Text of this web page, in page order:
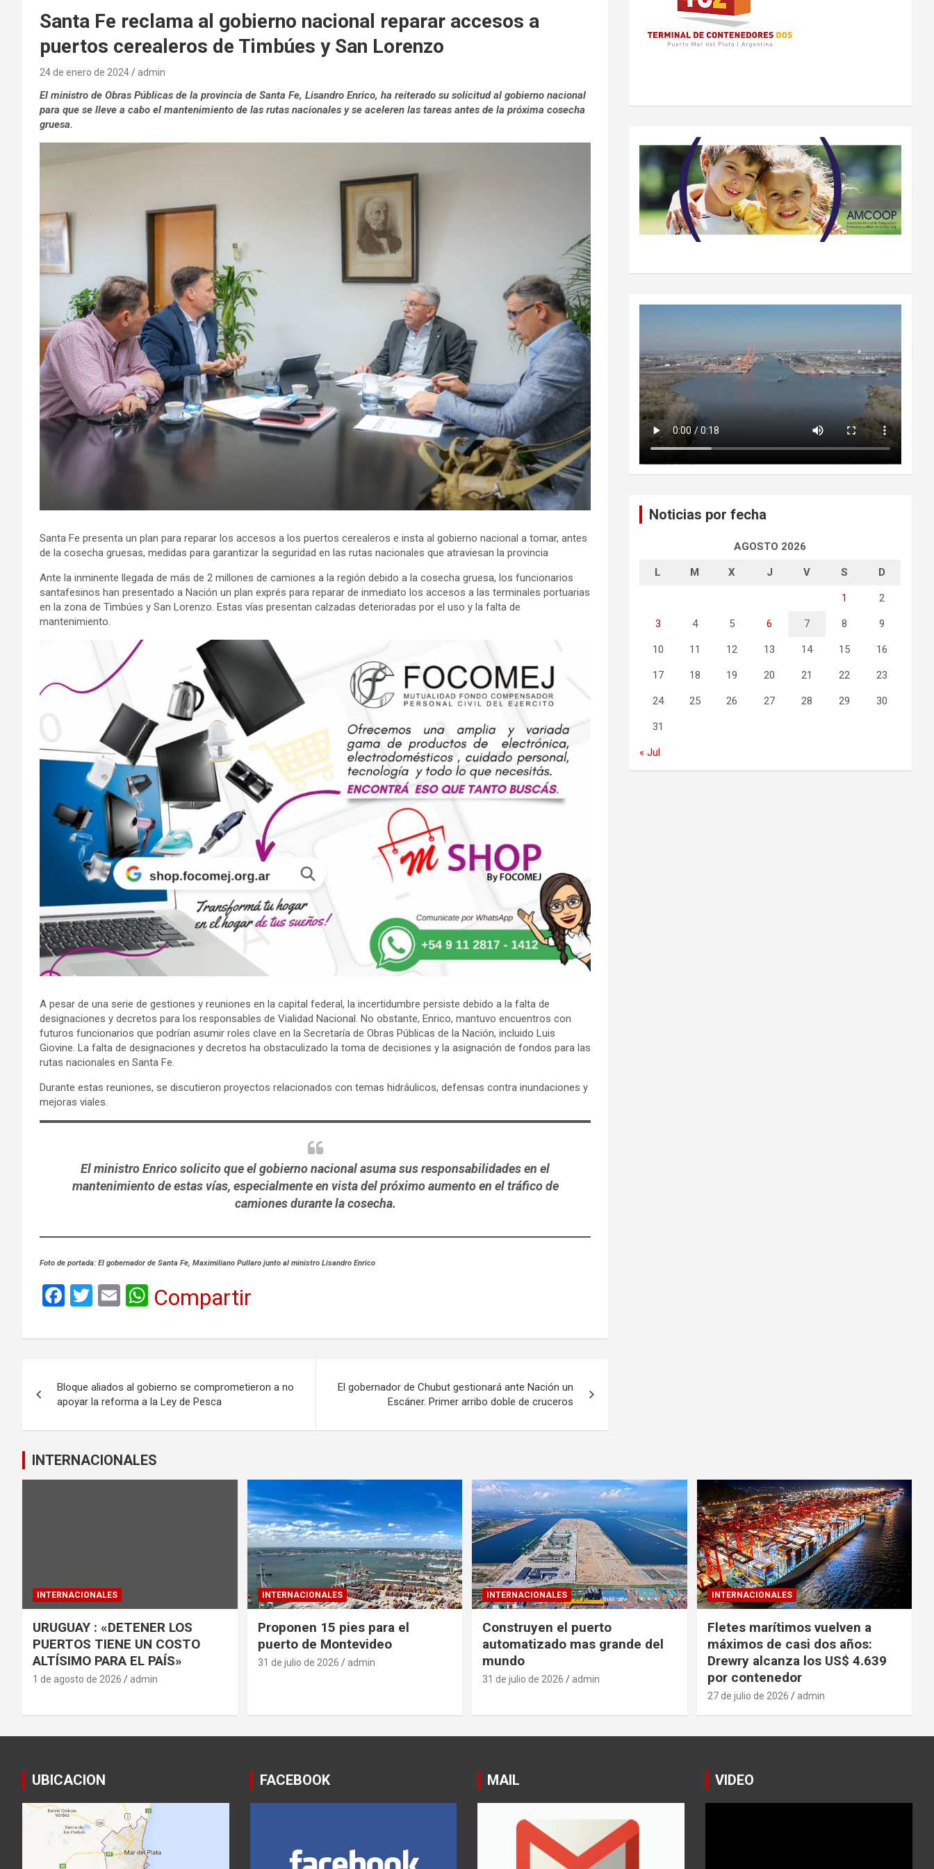
Santa Fe reclama al gobierno nacional reparar accesos a
puertos cerealeros de Timbúes y San Lorenzo
24 de enero de 2024 admin
El ministro de Obras Públicas de la provincia de Santa Fe, Lisandro Enrico, ha reiterado su solicitud al gobierno nacional
para que se lleve a cabo el mantenimiento de las rutas nacionales y se aceleren las tareas antes de la próxima cosecha
gruesa.
Santa Fe presenta un plan para reparar los accesos a los puertos cerealeros e insta al gobierno nacional a tomar, antes
de la cosecha gruesas, medidas para garantizar la seguridad en las rutas nacionales que atraviesan la provincia
Ante la inminente llegada de más de 2 millones de camiones a la región debido a la cosecha gruesa, los funcionarios
santafesinos han presentado a Nación un plan exprés para reparar de inmediato los accesos a las terminales portuarias
en la zona de Timbúes y San Lorenzo. Estas vías presentan calzadas deterioradas por el uso y la falta de
mantenimiento.
A pesar de una serie de gestiones y reuniones en la capital federal, la incertidumbre persiste debido a la falta de
designaciones y decretos para los responsables de Vialidad Nacional. No obstante, Enrico, mantuvo encuentros con
futuros funcionarios que podrían asumir roles clave en la Secretaría de Obras Públicas de la Nación, incluido Luis
Giovine. La falta de designaciones y decretos ha obstaculizado la toma de decisiones y la asignación de fondos para las
rutas nacionales en Santa Fe.
Durante estas reuniones, se discutieron proyectos relacionados con temas hidráulicos, defensas contra inundaciones y
mejoras viales.
El ministro Enrico solicito que el gobierno nacional asuma sus responsabilidades en el
mantenimiento de estas vías, especialmente en vista del próximo aumento en el tráfico de
camiones durante la cosecha.
Foto de portada: El gobernador de Santa Fe, Maximiliano Pullaro junto al ministro Lisandro Enrico
F
ce
o
o
k
T
tt
E
ail
W
at
A
p
p
Compartir
de
entradas
Bloque aliados al gobierno se comprometieron a no
apoyar la reforma a la Ley de Pesca
El gobernador de Chubut gestionará ante Nación un
Escáner. Primer arribo doble de cruceros
Noticias por fecha
AGOSTO 2026
L M X J V S D
1 2
3 4 5 6 7 8 9
10 11 12 13 14 15 16
17 18 19 20 21 22 23
24 25 26 27 28 29 30
31
« Jul
INTERNACIONALES
INTERNACIONALES
URUGUAY : «DETENER LOS
PUERTOS TIENE UN COSTO
ALTÍSIMO PARA EL PAÍS»
1 de agosto de 2026 admin
INTERNACIONALES
Proponen 15 pies para el
puerto de Montevideo
31 de julio de 2026 admin
INTERNACIONALES
Construyen el puerto
automatizado mas grande del
mundo
31 de julio de 2026 admin
INTERNACIONALES
Fletes marítimos vuelven a
máximos de casi dos años:
Drewry alcanza los US$ 4.639
por contenedor
27 de julio de 2026 admin
UBICACION FACEBOOK MAIL VIDEO